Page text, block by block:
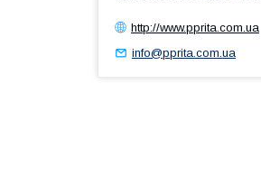
http://www.pprita.com.ua
info@pprita.com.ua